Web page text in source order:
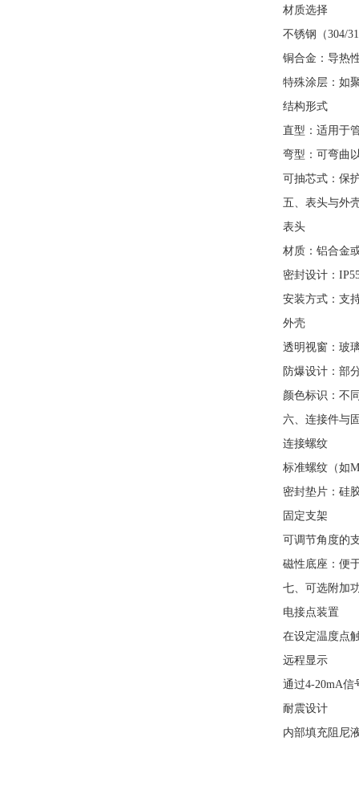
材质选择
不锈钢（304/
铜合金：导热性
特殊涂层：如聚
结构形式
直型：适用于管
弯型：可弯曲以
可抽芯式：保护
五、表头与外
表头
材质：铝合金或
密封设计：IP55
安装方式：支持
外壳
透明视窗：玻璃
防爆设计：部分
颜色标识：不同
六、连接件与
连接螺纹
标准螺纹（如
密封垫片：硅胶
固定支架
可调节角度的支
磁性底座：便于
七、可选附加
电接点装置
在设定温度点触
远程显示
通过4-20mA信号
耐震设计
内部填充阻尼液